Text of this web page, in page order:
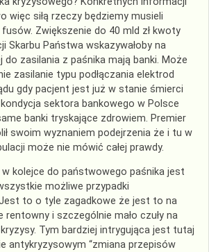
więc siłą rzeczy będziemy musieli
Zwiększenie do 40 mld zł kwoty
Skarbu Państwa wskazywałoby na
do zasilania z paśnika mają banki. Może
zasilanie typu podłączania elektrod
gdy pacjent jest już w stanie śmierci
sektora bankowego w Polsce
banki tryskające zdrowiem. Premier
swoim wyznaniem podejrzenia że i tu w
może nie mówić całej prawdy.
w kolejce do państwowego paśnika jest
możliwe przypadki
Jest to o tyle zagadkowe że jest to na
rentowny i szczególnie mało czuły na
Tym bardziej intrygująca jest tutaj
antykryzysowym “zmiana przepisów